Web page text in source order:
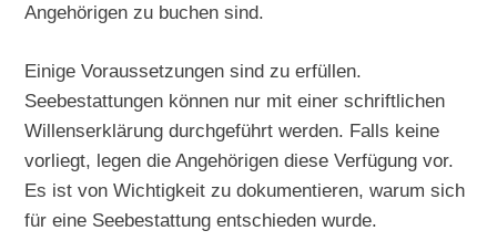
Angehörigen zu buchen sind.
Einige Voraussetzungen sind zu erfüllen.
Seebestattungen können nur mit einer schriftlichen
Willenserklärung durchgeführt werden. Falls keine
vorliegt, legen die Angehörigen diese Verfügung vor.
Es ist von Wichtigkeit zu dokumentieren, warum sich
für eine Seebestattung entschieden wurde.